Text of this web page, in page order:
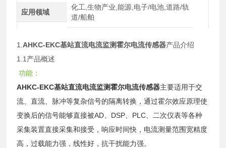
应用领域
化工,生物产业,能源,电子/电池,道路/轨
道/船舶
1. AHKC-EKC基站直流电流监测霍尔电流传感器产品介绍
1.1产品概述
功能：
AHKC-EKC基站直流电流监测霍尔电流传感器主要适用于交
流、直流、脉冲等复杂信号的隔离转换，通过霍尔效应原理使
变换后的信号能够直接被AD、DSP、PLC、二次仪表等各种
采集装置直接采集和接受，响应时间快，电流测量范围宽精度
高，过载能力强，线性好，抗干扰能力强。